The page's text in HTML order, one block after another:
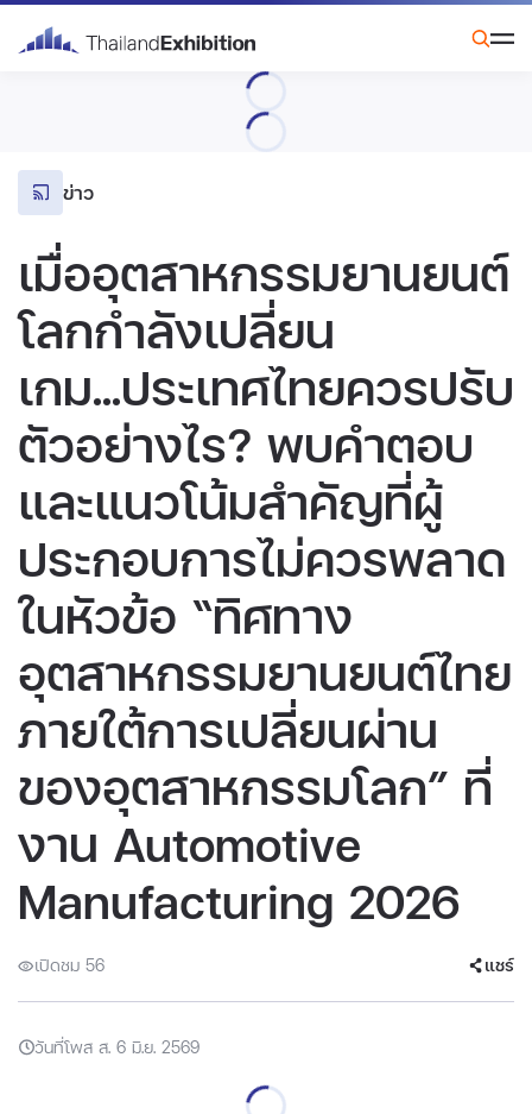
ข่าว
เมื่ออุตสาหกรรมยานยนต์
โลกกำลังเปลี่ยน
เกม...ประเทศไทยควรปรับ
ตัวอย่างไร? พบคำตอบ
และแนวโน้มสำคัญที่ผู้
ประกอบการไม่ควรพลาด
ในหัวข้อ “ทิศทาง
อุตสาหกรรมยานยนต์ไทย
ภายใต้การเปลี่ยนผ่าน
ของอุตสาหกรรมโลก” ที่
งาน Automotive
Manufacturing 2026
เปิดชม 56 แชร์
วันที่โพส ส. 6 มิ.ย. 2569